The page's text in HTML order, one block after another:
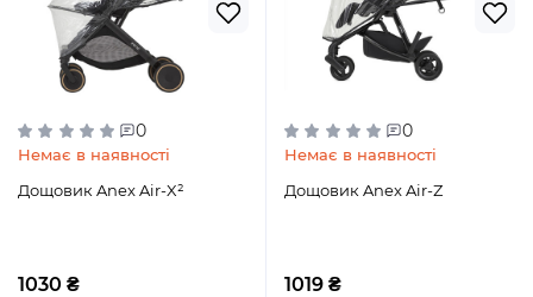
0
Немає в наявності
Дощовик Anex Air-X²
1030 ₴
0
Немає в наявності
Дощовик Anex Air-Z
1019 ₴